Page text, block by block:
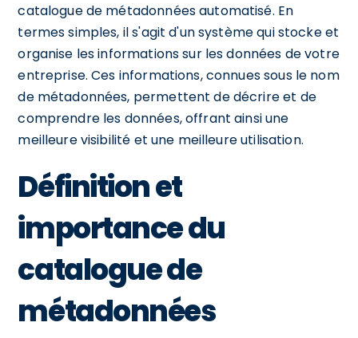
catalogue de métadonnées automatisé. En
termes simples, il s'agit d'un système qui stocke et
organise les informations sur les données de votre
entreprise. Ces informations, connues sous le nom
de métadonnées, permettent de décrire et de
comprendre les données, offrant ainsi une
meilleure visibilité et une meilleure utilisation.
Définition et
importance du
catalogue de
métadonnées